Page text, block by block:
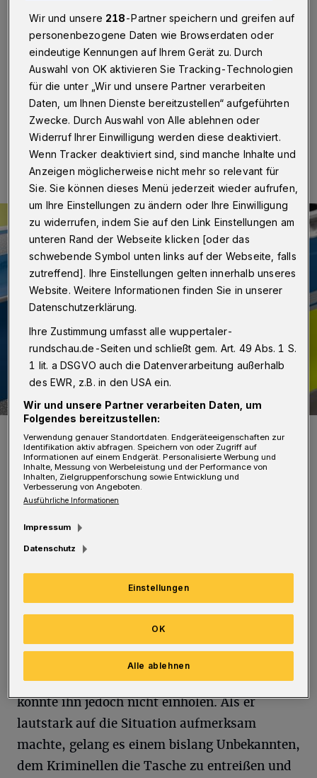
Wuppertal·Ein bislang Unbekannter hat einer Frau am
Montag (11. Mai 2026) in der Reichsstraße die
Umhängetasche gestohlen, machte aber trotzdem
keine Beute.
12.05.2026 , 13:16 Uhr Eine Minute Lesezeit
Foto: Christoph Petersen
E
in 29 Jahre alter Mann beobachtete gegen
12:25 Uhr eine Person, die der 73-
Jährigen näherte und ihr die Handtasche
entriss. Die Frau stürzte und erlitt eine leichte
Der Dieb lief in Richtung Berliner Straße
davon. Der 29-Jährige verfolgte den Täter,
konnte ihn jedoch nicht einholen. Als er
lautstark auf die Situation aufmerksam
machte, gelang es einem bislang Unbekannten,
dem Kriminellen die Tasche zu entreißen und
Wir und unsere 218-Partner speichern und greifen auf
personenbezogene Daten wie Browserdaten oder
eindeutige Kennungen auf Ihrem Gerät zu. Durch
Auswahl von OK aktivieren Sie Tracking-Technologien
für die unter „Wir und unsere Partner verarbeiten
Daten, um Ihnen Dienste bereitzustellen“ aufgeführten
Zwecke. Durch Auswahl von Alle ablehnen oder
Widerruf Ihrer Einwilligung werden diese deaktiviert.
Wenn Tracker deaktiviert sind, sind manche Inhalte und
Anzeigen möglicherweise nicht mehr so relevant für
Sie. Sie können dieses Menü jederzeit wieder aufrufen,
um Ihre Einstellungen zu ändern oder Ihre Einwilligung
zu widerrufen, indem Sie auf den Link Einstellungen am
unteren Rand der Webseite klicken [oder das
schwebende Symbol unten links auf der Webseite, falls
zutreffend]. Ihre Einstellungen gelten innerhalb unseres
Website. Weitere Informationen finden Sie in unserer
Datenschutzerklärung.
Ihre Zustimmung umfasst alle wuppertaler-
rundschau.de-Seiten und schließt gem. Art. 49 Abs. 1 S.
1 lit. a DSGVO auch die Datenverarbeitung außerhalb
des EWR, z.B. in den USA ein.
Wir und unsere Partner verarbeiten Daten, um
Folgendes bereitzustellen:
Verwendung genauer Standortdaten. Endgeräteeigenschaften zur
Identifikation aktiv abfragen. Speichern von oder Zugriff auf
Informationen auf einem Endgerät. Personalisierte Werbung und
Inhalte, Messung von Werbeleistung und der Performance von
Inhalten, Zielgruppenforschung sowie Entwicklung und
Verbesserung von Angeboten.
Ausführliche Informationen
Impressum
Datenschutz
Einstellungen
Alle ablehnen
OK